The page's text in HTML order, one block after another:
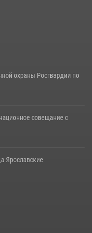
охраны Росгвардии по
совещание с
Ярославские